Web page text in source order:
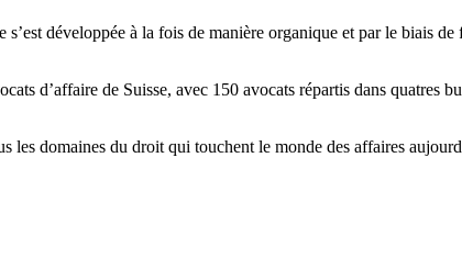
développée à la fois de manière organique et par le biais
d’affaire de Suisse, avec 150 avocats répartis dans quatres
domaines du droit qui touchent le monde des affaires